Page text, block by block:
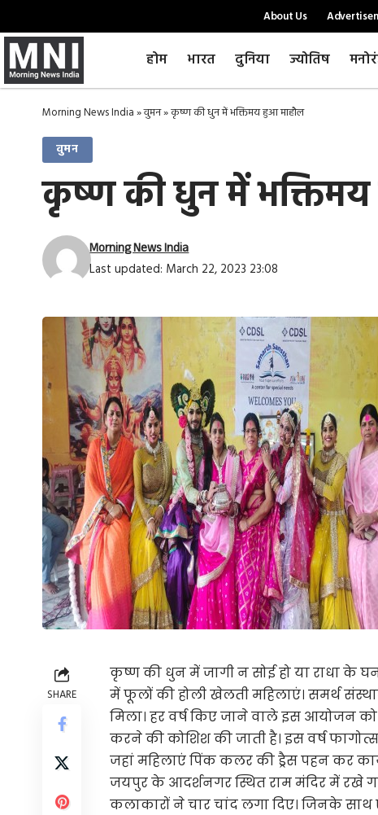
About Us
होम भारत दुनिया ज्योतिष
Morning News India»वुमन»कृष्ण की धुन में भक्तिमय हुआ माहौल
वुमन
कृष्ण की धुन में
Last updated: March 22, 2023 23:08
Morning News India
SHARE
कृष्ण की धुन में जागी न सोई हो या राधा के
में फूलों की होली खेलती महिलाएं। समर्थ
मिला। हर वर्ष किए जाने वाले इस आयोजन
करने की कोशिश की जाती है। इस वर्ष
जहां महिलाएं पिंक कलर की ड्रैस पहन कर
जयपुर के आदर्शनगर स्थित राम मंदिर में रखे
कलाकारों ने चार चांद लगा दिए। जिनके